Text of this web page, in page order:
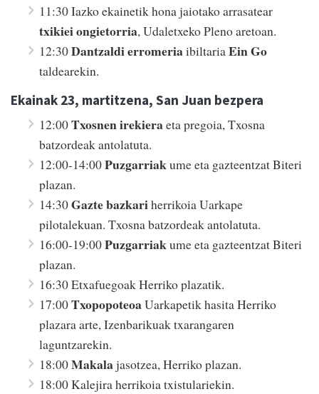
11:30 Iazko ekainetik hona jaiotako arrasatear
txikiei ongietorria, Udaletxeko Pleno aretoan.
12:30Dantzaldi erromeriaibiltariaEin Go
taldearekin.
Ekainak 23, martitzena, San Juan bezpera
12:00Txosnen irekieraeta pregoia, Txosna
batzordeak antolatuta.
12:00-14:00Puzgarriakume eta gazteentzat Biteri
plazan.
14:30Gazte bazkariherrikoia Uarkape
pilotalekuan. Txosna batzordeak antolatuta.
16:00-19:00Puzgarriakume eta gazteentzat Biteri
plazan.
16:30 Etxafuegoak Herriko plazatik.
17:00TxopopoteoaUarkapetik hasita Herriko
plazara arte, Izenbarikuak txarangaren
laguntzarekin.
18:00Makalajasotzea, Herriko plazan.
18:00 Kalejira herrikoia txistulariekin.